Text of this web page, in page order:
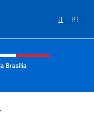
IT PT
e menù
Brasilia